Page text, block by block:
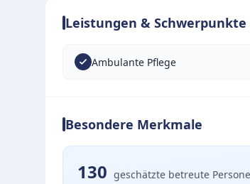
Leistungen & Schwerpunkte
Ambulante Pflege
Besondere Merkmale
130 geschätzte betreute